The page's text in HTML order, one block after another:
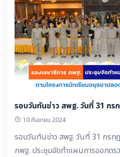
สมรรถนะ เรียนรู้อย่างมีความสุข
วิถีไทย" โรงเรียนวัดนครเนื่องเขต
เขต 1 ▶️ ชวนคิด ชวนคุย - การปร
อาเซียน ครั้งที่ 13 ร่วมผลักดัน “
ดิจิทัล” ▶️ สาร จาก รัฐมนตรีว่ากา
มุมมอง กับ Kru-Influ - ความรู้เ
ๆ มีบอกต่อ - กิจกรรมลานเล่น เน้
แม่ปะใต้ สพป.ตาก เขต 2 ▶️ ประช
โรงเรียนสตรีชัยภูมิ สพม.ชัยภูมิ โชว์
รอบวันทันข่าว สพฐ. วันที่ 31 กร
10 กันยายน 2024
รอบวันทันข่าว สพฐ. วันที่ 31 กรก
กพฐ. ประชุมจัดทำแผนการออกตรว